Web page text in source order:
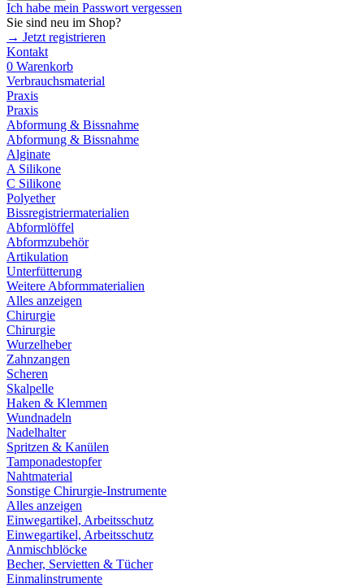
Ich habe mein Passwort vergessen
Sie sind neu im Shop?
→ Jetzt registrieren
Kontakt
0 Warenkorb
Verbrauchsmaterial
Praxis
Praxis
Abformung & Bissnahme
Abformung & Bissnahme
Alginate
A Silikone
C Silikone
Polyether
Bissregistriermaterialien
Abformlöffel
Abformzubehör
Artikulation
Unterfütterung
Weitere Abformmaterialien
Alles anzeigen
Chirurgie
Chirurgie
Wurzelheber
Zahnzangen
Scheren
Skalpelle
Haken & Klemmen
Wundnadeln
Nadelhalter
Spritzen & Kanülen
Tamponadestopfer
Nahtmaterial
Sonstige Chirurgie-Instrumente
Alles anzeigen
Einwegartikel, Arbeitsschutz
Einwegartikel, Arbeitsschutz
Anmischblöcke
Becher, Servietten & Tücher
Einmalinstrumente